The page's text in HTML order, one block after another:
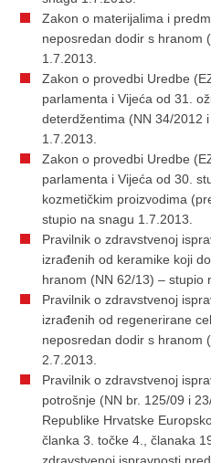
Zakon o materijalima i
neposredan dodir s hranom
1.7.2013.
Zakon o provedbi Uredbe
parlamenta i Vijeća od 31.
deterdžentima (NN34/2012 i
1.7.2013.
Zakon o provedbi Uredbe
parlamenta i Vijeća od 30.
kozmetičkim proizvodima
stupio na snagu 1.7.2013.
Pravilnik o zdravstvenoj
izrađenih od keramike koji
hranom (NN62/13) – stupio
Pravilnik o zdravstvenoj
izrađenih od regenerirane
neposredan dodir s hranom
2.7.2013.
Pravilnik o zdravstvenoj
potrošnje (NN br. 125/09 i
Republike Hrvatske
članka 3. točke 4., članaka